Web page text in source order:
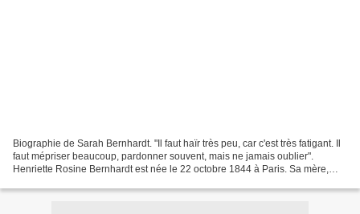
Biographie de Sarah Bernhardt. "Il faut haïr très peu, car c'est très fatigant. Il
faut mépriser beaucoup, pardonner souvent, mais ne jamais oublier".
Henriette Rosine Bernhardt est née le 22 octobre 1844 à Paris. Sa mère,